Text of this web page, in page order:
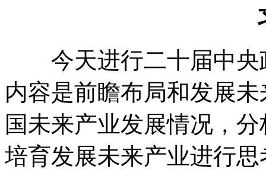
今天进行二十届中央
内容是前瞻布局和发展
国未来产业发展情况，
培育发展未来产业进行思